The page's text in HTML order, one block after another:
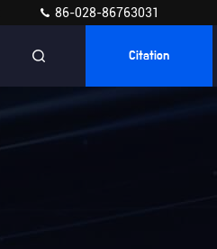
86-028-86763031
Citation